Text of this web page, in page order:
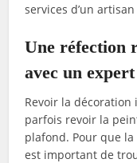
services d’un
Une réfection
avec un expert
Revoir la
parfois revoir la
plafond. Pour que
est important de